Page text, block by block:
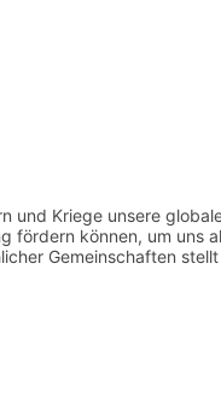
und Kriege unsere
fördern können, um uns
Gemeinschaften